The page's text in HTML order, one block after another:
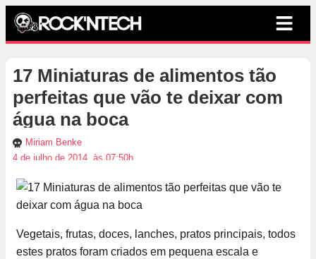
17 Miniaturas de alimentos tão
perfeitas que vão te deixar com
água na boca
Miriam Benke
4 de julho de 2014, às 07:50h
Vegetais, frutas, doces, lanches, pratos principais, todos
estes pratos foram criados em pequena escala e